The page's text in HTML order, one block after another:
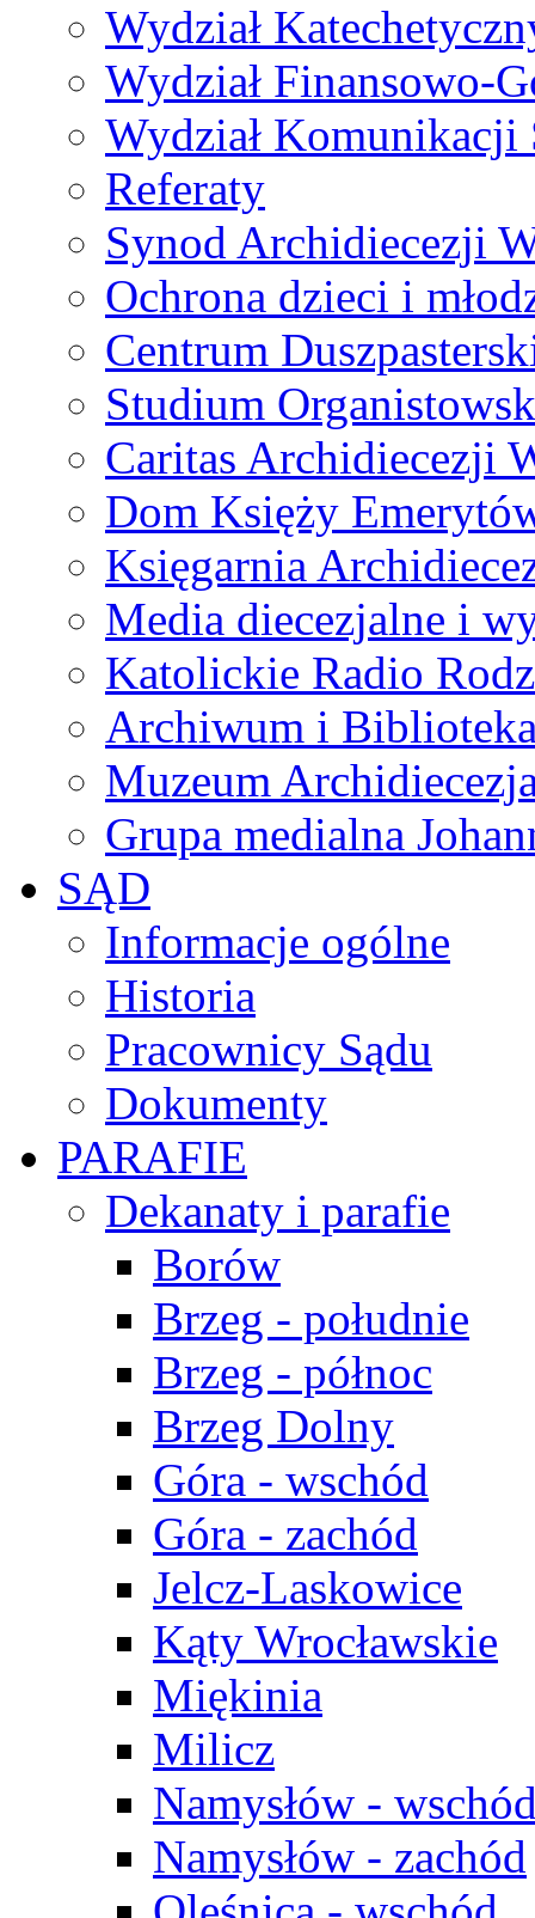
Wydział
Wydział Finansowo-
Wydział Komunikacji
Referaty
Synod Archidiecezji
Ochrona dzieci i
Centrum
Studium
Caritas Archidiecezji
Dom Księży
Księgarnia
Media diecezjalne i
Katolickie Radio
Archiwum i
Muzeum
Grupa medialna
SĄD
Informacje ogólne
Historia
Pracownicy Sądu
Dokumenty
PARAFIE
Dekanaty i parafie
Borów
Brzeg - południe
Brzeg - północ
Brzeg Dolny
Góra - wschód
Góra - zachód
Jelcz-Laskowice
Kąty Wrocławskie
Miękinia
Milicz
Namysłów -
Namysłów - zachód